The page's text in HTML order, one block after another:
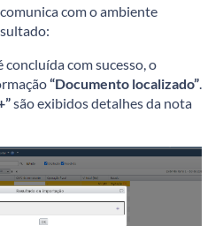
com o ambiente
concluída com sucesso, o
“Documento localizado”
são exibidos detalhes da nota